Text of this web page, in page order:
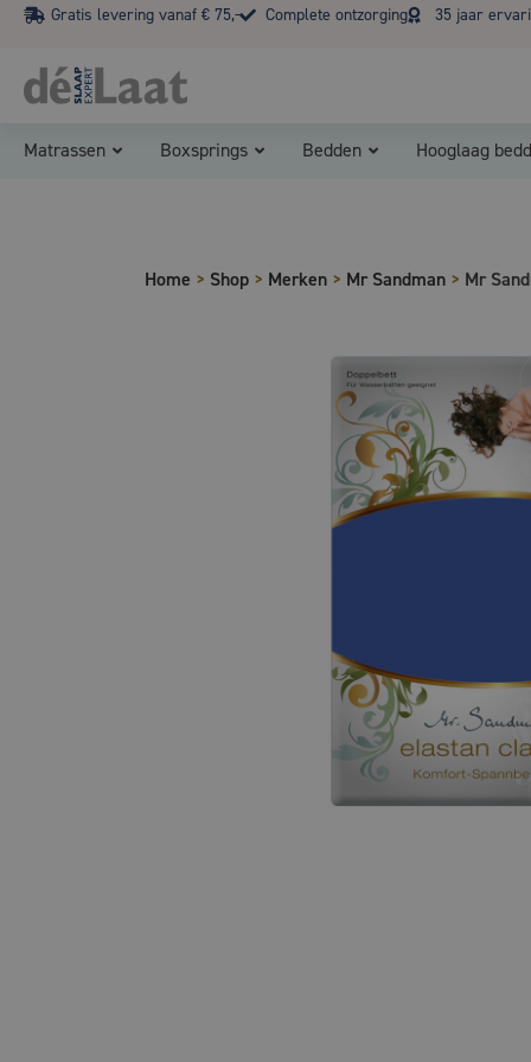
Gratis levering vanaf € 75,- Complete ontzorging 35 jaar
Matrassen Boxsprings Bedden Hooglaag
Home > Shop > Merken > Mr Sandman > Mr